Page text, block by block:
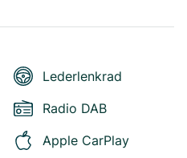
Lederlenkrad
Radio DAB
Apple CarPlay